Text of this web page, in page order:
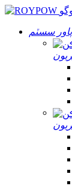
پاور سسٽم